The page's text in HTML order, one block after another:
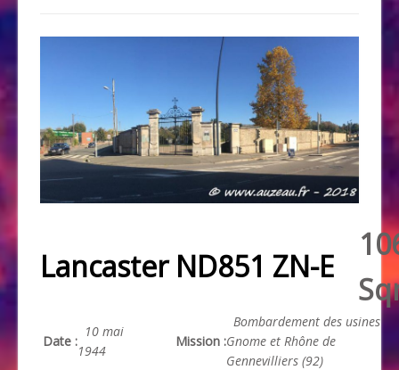
Lancaster ND851 ZN-E
Date :
10 mai
1944
Mission :
Bombardement des usines
Gnome et Rhône de
Gennevilliers (92)